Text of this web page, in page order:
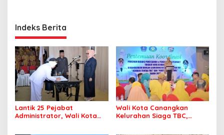
Indeks Berita
Lantik 25 Pejabat
Administrator, Wali Kota
Wali Kota Canangkan
Kelurahan Siaga TBC,